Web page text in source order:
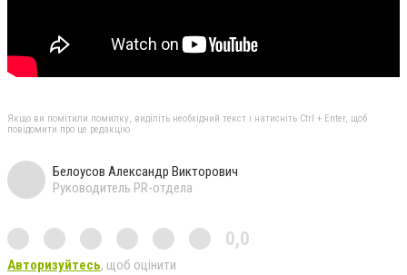
Якщо ви помітили помилку, виділіть необхідний текст і натисніть Ctrl + Enter, щоб
повідомити про це редакцію
Белоусов Александр Викторович
Руководитель PR-отдела
0,0
Авторизуйтесь, щоб оцінити